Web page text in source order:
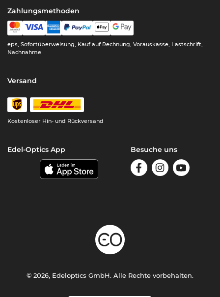
Zahlungsmethoden
eps, Sofortüberweisung, Kauf auf Rechnung, Vorauskasse, Lastschrift,
Nachnahme
Versand
Kostenloser Hin- und Rückversand
Edel-Optics App Besuche uns
© 2026, Edeloptics GmbH. Alle Rechte vorbehalten.